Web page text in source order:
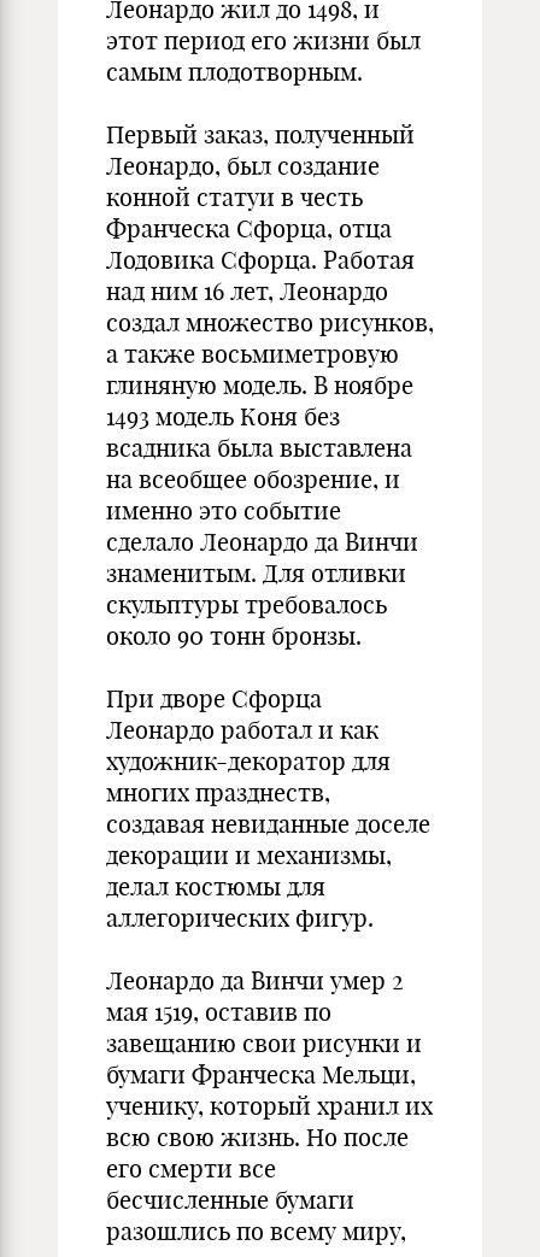
Леонардо жил до 1498, и
этот период его жизни был
самым плодотворным.
Первый заказ, полученный
Леонардо, был создание
конной статуи в честь
Франческа Сфорца, отца
Лодовика Сфорца. Работая
над ним 16 лет, Леонардо
создал множество рисунков,
а также восьмиметровую
глиняную модель. В ноябре
1493 модель Коня без
всадника была выставлена
на всеобщее обозрение, и
именно это событие
сделало Леонардо да Винчи
знаменитым. Для отливки
скульптуры требовалось
около 90 тонн бронзы.
При дворе Сфорца
Леонардо работал и как
художник-декоратор для
многих празднеств,
создавая невиданные доселе
декорации и механизмы,
делал костюмы для
аллегорических фигур.
Леонардо да Винчи умер 2
мая 1519, оставив по
завещанию свои рисунки и
бумаги Франческа Мельци,
ученику, который хранил их
всю свою жизнь. Но после
его смерти все
бесчисленные бумаги
разошлись по всему миру,